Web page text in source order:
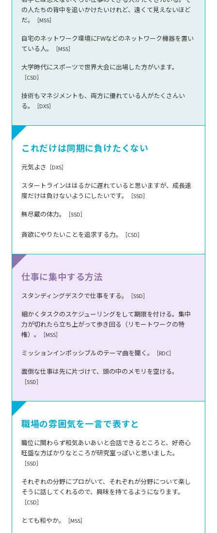
の人たちの背中を追いかけたいけれど、遠くて見えないほど
だ。
［MSS］
自宅のネットワーク環境にFWなどのネットワーク機器を置い
ている人。
［MSS］
大学時代にスポーツで世界大会に出場した方がいます。
［CSD］
技術もマネジメントも、両方に優れている人がたくさんい
る。
［DXS］
これだけは同期に負けたくない
元気よさ ［DXS］
スタートラインははるかに遅れていると思いますが、成長速
度だけは負けないようにしたいです。
［SSD］
無尽蔵の体力。 ［SSD］
貪欲にやりたいことを追求する力。 ［CSD］
仕事に集中する方法
スタンディングデスクで仕事をする。 ［SSD］
細かくタスクのスケジューリングをして期限を付ける。集中
力が切れたら立ち上がって歩き回る（リモートワークの特
権）。
［MSS］
ミッションインポッシブルのテーマ曲を聞く。 ［RDC］
面倒な仕事は先に片づけて、頭の中のメモリを空ける。
［SSD］
職場の雰囲気を一言で表すと
職位に関わらず和気あいあいと会話できるところと、好奇心
旺盛な方ばかりなところが研究室っぽいと思いました。
［SSD］
それぞれの分野にプロがいて、それぞれが分野について楽し
そうに話してくれるので、興味を持てるようになります。
［CSD］
とても和やか。 ［MSS］